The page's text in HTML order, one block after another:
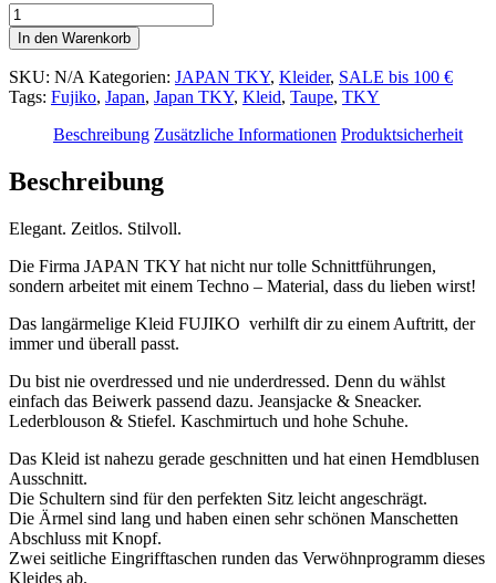
Kleid
FUJIKO
in
TAUPE
von
*TKY
JAPAN*
In den Warenkorb
SKU: N/A Kategorien: JAPAN TKY, Kleider, SALE bis 100 €
Tags: Fujiko, Japan, Japan TKY, Kleid, Taupe, TKY
Beschreibung Zusätzliche Informationen Produktsicherheit
Beschreibung
Elegant. Zeitlos. Stilvoll.
Die Firma JAPAN TKY hat nicht nur tolle Schnittführungen,
sondern arbeitet mit einem Techno – Material, dass du lieben wirst!
Das langärmelige Kleid FUJIKO verhilft dir zu einem Auftritt, der
immer und überall passt.
Du bist nie overdressed und nie underdressed. Denn du wählst
einfach das Beiwerk passend dazu. Jeansjacke & Sneacker.
Lederblouson & Stiefel. Kaschmirtuch und hohe Schuhe.
Das Kleid ist nahezu gerade geschnitten und hat einen Hemdblusen
Ausschnitt.
Die Schultern sind für den perfekten Sitz leicht angeschrägt.
Die Ärmel sind lang und haben einen sehr schönen Manschetten
Abschluss mit Knopf.
Zwei seitliche Eingrifftaschen runden das Verwöhnprogramm dieses
Kleides ab.